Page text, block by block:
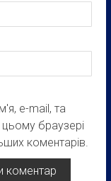
e-mail, та
браузері
коментарів.